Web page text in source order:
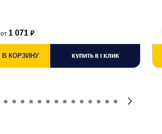
от 1 071 ₽
В КОРЗИНУ КУПИТЬ В 1 КЛИК